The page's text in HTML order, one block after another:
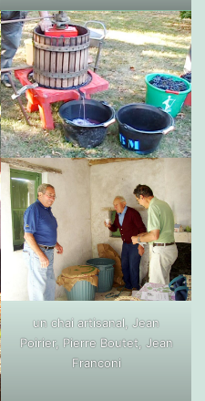
un chai artisanal, Jean
Poirier, Pierre Boutet, Jean
Franconi